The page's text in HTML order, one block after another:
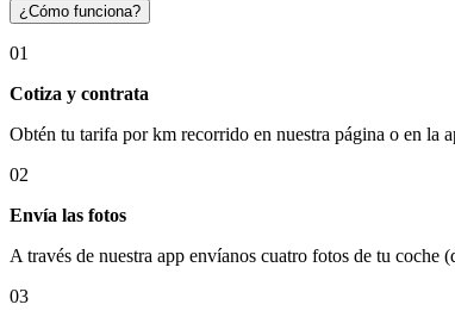
¿Cómo funciona?
01
Cotiza y contrata
Obtén tu tarifa por km recorrido en nuestra página o en la
02
Envía las fotos
A través de nuestra app envíanos cuatro fotos de tu coche
03